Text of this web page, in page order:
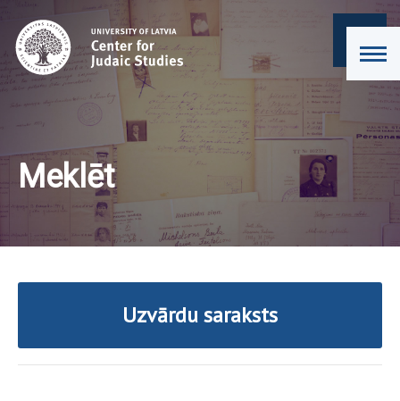
Meklēt
Uzvārdu saraksts